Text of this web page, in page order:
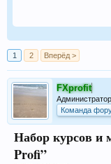
1 2 Вперёд >
FXprofit
Администратор
Команда
Набор курсов и
Profi”